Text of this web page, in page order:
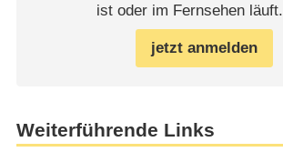
ist oder im Fernsehen läuft.
jetzt anmelden
Weiterführende Links